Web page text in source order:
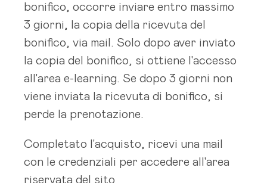
bonifico, occorre inviare entro massimo
3 giorni, la copia della ricevuta del
bonifico, via mail. Solo dopo aver inviato
la copia del bonifico, si ottiene l'accesso
all'area e-learning. Se dopo 3 giorni non
viene inviata la ricevuta di bonifico, si
perde la prenotazione.
Completato l'acquisto, ricevi una mail
con le credenziali per accedere all'area
riservata del sito